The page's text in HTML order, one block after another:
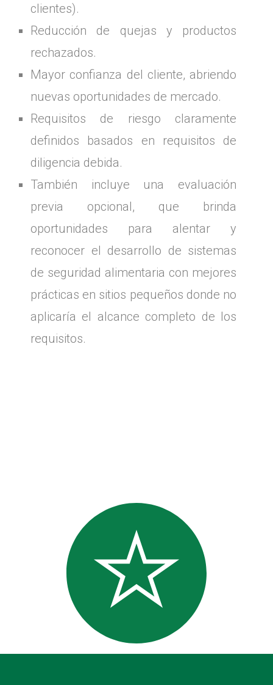
clientes).
Reducción de quejas y productos
rechazados.
Mayor confianza del cliente, abriendo
nuevas oportunidades de mercado.
Requisitos de riesgo claramente
definidos basados en requisitos de
diligencia debida.
También incluye una evaluación
previa opcional, que brinda
oportunidades para alentar y
reconocer el desarrollo de sistemas
de seguridad alimentaria con mejores
prácticas en sitios pequeños donde no
aplicaría el alcance completo de los
requisitos.